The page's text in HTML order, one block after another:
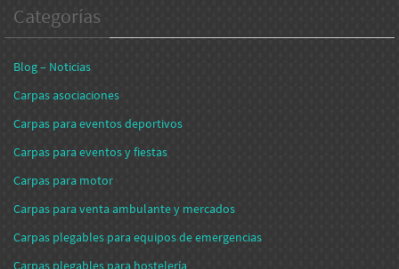
Categorías
Blog – Noticias
Carpas asociaciones
Carpas para eventos deportivos
Carpas para eventos y fiestas
Carpas para motor
Carpas para venta ambulante y mercados
Carpas plegables para equipos de emergencias
Carpas plegables para hostelería